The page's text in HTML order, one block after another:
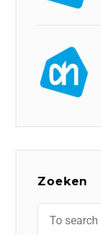
Zoeken